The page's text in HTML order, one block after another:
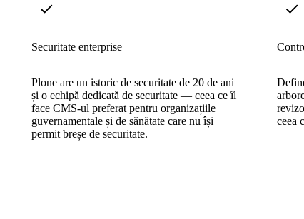
Securitate enterprise
Plone are un istoric de securitate de 20 de ani
și o echipă dedicată de securitate — ceea ce îl
face CMS-ul preferat pentru organizațiile
guvernamentale și de sănătate care nu își
permit breșe de securitate.
ceea